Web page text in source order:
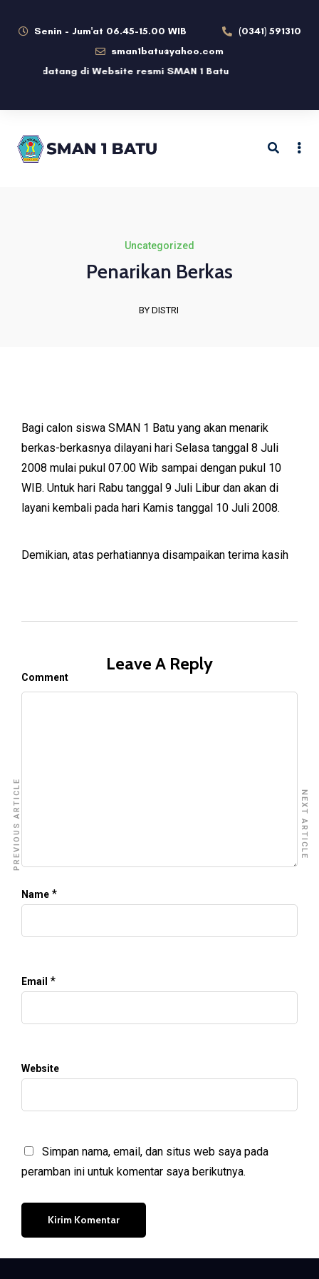
Senin - Jum'at 06.45-15.00 WIB
(0341) 591310
sman1batu@yahoo.com
datang di Website resmi SMAN 1 Batu
Uncategorized
Penarikan Berkas
BY DISTRI
Bagi calon siswa SMAN 1 Batu yang akan menarik
berkas-berkasnya dilayani hari Selasa tanggal 8 Juli
2008 mulai pukul 07.00 Wib sampai dengan pukul 10
WIB. Untuk hari Rabu tanggal 9 Juli Libur dan akan di
layani kembali pada hari Kamis tanggal 10 Juli 2008.
Demikian, atas perhatiannya disampaikan terima kasih
Leave A Reply
Comment
Name *
Email *
Website
Simpan nama, email, dan situs web saya pada
peramban ini untuk komentar saya berikutnya.
PREVIOUS ARTICLE NEXT ARTICLE